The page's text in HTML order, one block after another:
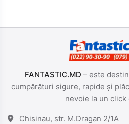
adapt to different
grip styles, USB,
FANTASTIC.MD – este
cumpărături sigure, rapide și
nevoie la un click
Chisinau, str. M.Dragan 2/1A